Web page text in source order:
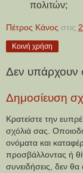
πολιτών;
Πέτρος Κάνος στις
Κοινή χρήση
Δεν υπάρχουν
Δημοσίευση
Κρατείστε την
σχόλιά σας.
ονόματα και
προσβάλλοντας ή
συνειδήσεις, δεν θα